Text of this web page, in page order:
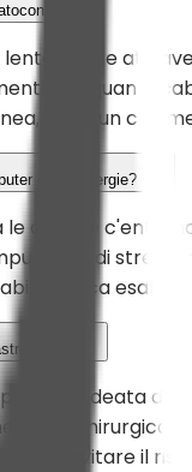
non
pena un
o alle allergie?
le allergie
e di
fisica
ideata dal
microchirurgica
di evitare il